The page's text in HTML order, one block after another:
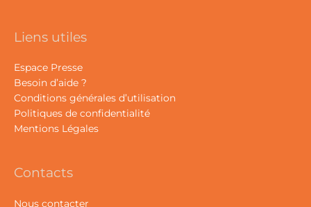
Liens utiles
Espace Presse
Besoin d’aide ?
Conditions générales d’utilisation
Politiques de confidentialité
Mentions Légales
Contacts
Nous contacter